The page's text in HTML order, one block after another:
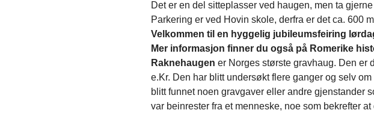
Det er en del sitteplasser ved haugen, men ta
Parkering er ved Hovin skole, derfra er det ca. 600
Velkommen til en hyggelig jubileumsfeiring
Mer informasjon finner du også på Romerike
Raknehaugen er Norges største gravhaug. Den er
e.Kr. Den har blitt undersøkt flere ganger og selv
blitt funnet noen gravgaver eller andre gjenstander
var beinrester fra et menneske, noe som bekrefter